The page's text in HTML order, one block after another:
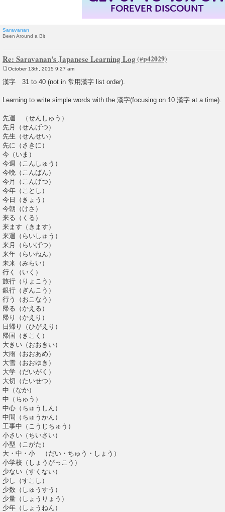
ENDS AUGUST 14TH, 2026
Saravanan
Been Around a Bit
Re: Saravanan's Japanese Learning Log
o
s
October 13th, 2015 9:27 am
漢字 31 to 40 (not in 常用漢字 list order).
Learning to write simple words with the 漢字(focusing on 10 漢字 at a time).
先週 （せんしゅう）
先月（せんげつ）
先生（せんせい）
先に（さきに）
今（いま）
今週（こんしゅう）
今晩（こんばん）
今月（こんげつ）
今年（ことし）
今日（きょう）
今朝（けさ）
来る（くる）
来ます（きます）
来週（らいしゅう）
来月（らいげつ）
来年（らいねん）
未来（みらい）
行く（いく）
旅行（りょこう）
銀行（ぎんこう）
行う（おこなう）
帰る（かえる）
帰り（かえり）
日帰り（ひがえり）
帰国（きこく）
大きい（おおきい）
大雨（おおあめ）
大雪（おおゆき）
大学（だいがく）
大切（たいせつ）
中（なか）
中（ちゅう）
中心（ちゅうしん）
中間（ちゅうかん）
工事中（こうじちゅう）
小さい（ちいさい）
小型（こがた）
大・中・小 （だい・ちゅう・しょう）
小学校（しょうがっこう）
少ない（すくない）
少し（すこし）
少数（しゅうすう）
少量（しょうりょう）
少年（しょうねん）